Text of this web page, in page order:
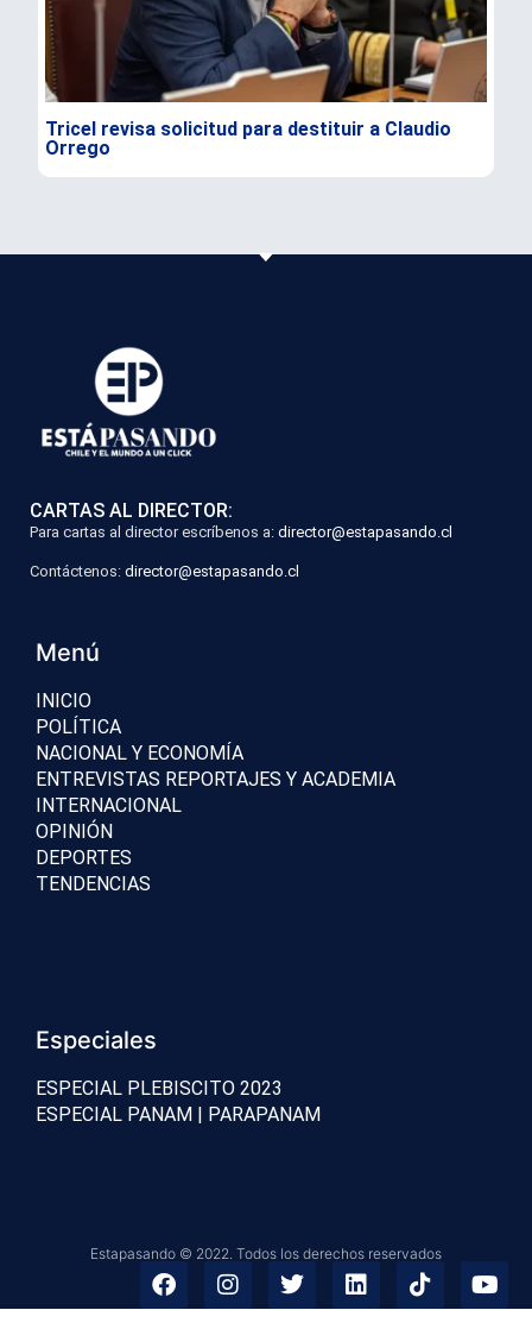
Tricel revisa solicitud para destituir a Claudio
Orrego
CARTAS AL DIRECTOR:
Para cartas al director escríbenos a: director@estapasando.cl
Contáctenos: director@estapasando.cl
Menú
INICIO
POLÍTICA
NACIONAL Y ECONOMÍA
ENTREVISTAS REPORTAJES Y ACADEMIA
INTERNACIONAL
OPINIÓN
DEPORTES
TENDENCIAS
Especiales
ESPECIAL PLEBISCITO 2023
ESPECIAL PANAM | PARAPANAM
Estapasando © 2022. Todos los derechos reservados